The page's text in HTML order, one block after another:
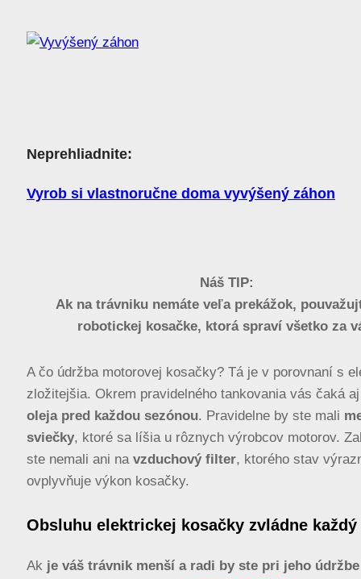
Neprehliadnite:
Vyrob si vlastnoručne doma vyvýšený záhon
Náš TIP:
Ak na trávniku nemáte veľa prekážok,
robotickej kosačke, ktorá spraví všetko za
A čo údržba motorovej kosačky? Tá je v porovnaní s
zložitejšia. Okrem pravidelného tankovania vás čaká
oleja pred každou sezónou. Pravidelne by ste mali
sviečky, ktoré sa líšia u rôznych výrobcov motorov.
ste nemali ani na vzduchový filter, ktorého stav
ovplyvňuje výkon kosačky.
Obsluhu elektrickej kosačky zvládne každý
Ak je váš trávnik menší a radi by ste pri jeho